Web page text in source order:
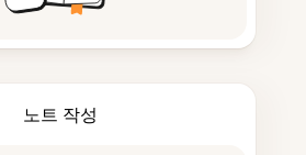
노트 작성